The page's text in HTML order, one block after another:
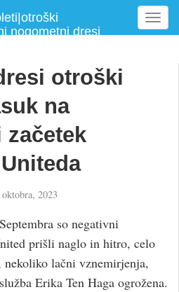
nogometni dresi
T
o
n
otroški
na
začetek
2023
Septembra so negativni
prišli naglo in hitro, celo
nekoliko lačni vznemirjenja,
Erika Ten Haga ogrožena.